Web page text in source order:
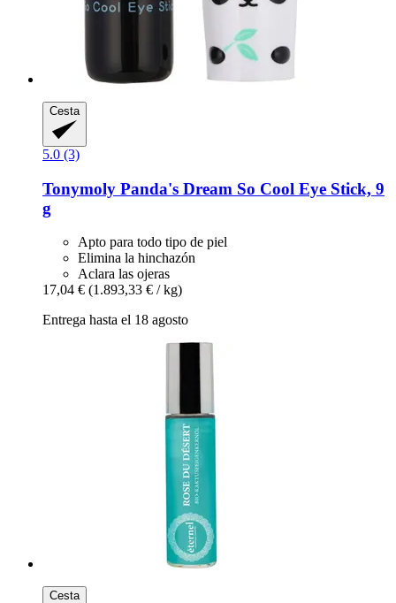
Cesta
5.0 (3)
Tonymoly Panda's Dream So Cool Eye Stick, 9
g
Apto para todo tipo de piel
Elimina la hinchazón
Aclara las ojeras
17,04 € (1.893,33 € / kg)
Entrega hasta el 18 agosto
Cesta